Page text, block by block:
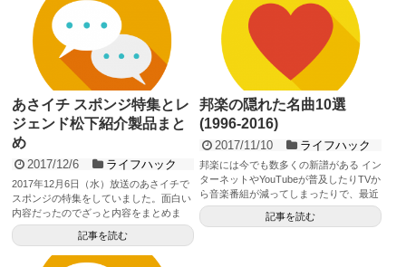
あさイチ スポンジ特集とレ
ジェンド松下紹介製品まと
め
2017/12/6 ライフハック
2017年12月6日（水）放送のあさイチで
スポンジの特集をしていました。面白い
内容だったのでざっと内容をまとめま
す。 スポ...
記事を読む
邦楽の隠れた名曲10選
(1996-2016)
2017/11/10 ライフハック
邦楽には今でも数多くの新譜がある イン
ターネットやYouTubeが普及したりTVか
ら音楽番組が減ってしまったりで、最近
の音楽業界はあま...
記事を読む